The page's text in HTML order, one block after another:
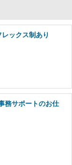
ックス制あり
務サポートのお仕